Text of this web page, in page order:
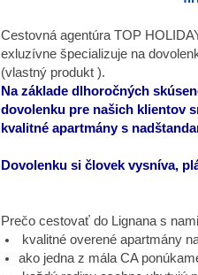
Cestovná agentúra TOP
exluzívne špecializuje na
(vlastný produkt ).
Na základe dlhoročných
dovolenku pre našich klientov
kvalitné apartmány s
Dovolenku si človek vysníva,
Prečo cestovať do Lignana s
kvalitné overené apartmány
ako jedna z mála CA